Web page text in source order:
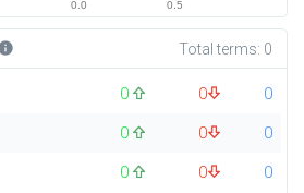
0.0 0.5
Total terms: 0
0 0
0
0 0
0
0 0 0